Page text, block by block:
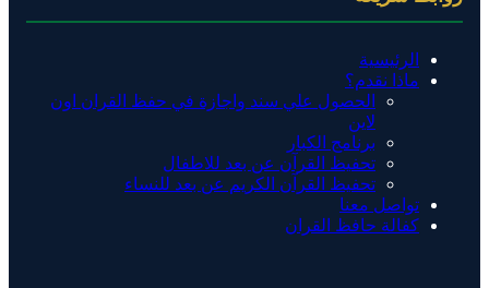
الرئيسية
ماذا نقدم؟
الحصول علي سند واجازة في حفظ القران اون
لاين
برنامج الكبار
تحفيظ القرآن عن بعد للاطفال
تحفيظ القرآن الكريم عن بعد للنساء
تواصل معنا
كفالة حافظ القران